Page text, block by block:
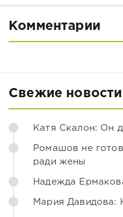
Комментарии
Свежие новости
Катя Скалон: Он
Ромашов не
ради жены
Надежда
Мария Давидова: